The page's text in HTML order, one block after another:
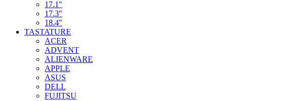
17.1"
17.3"
18.4"
TASTATURE
ACER
ADVENT
ALIENWARE
APPLE
ASUS
DELL
FUJITSU